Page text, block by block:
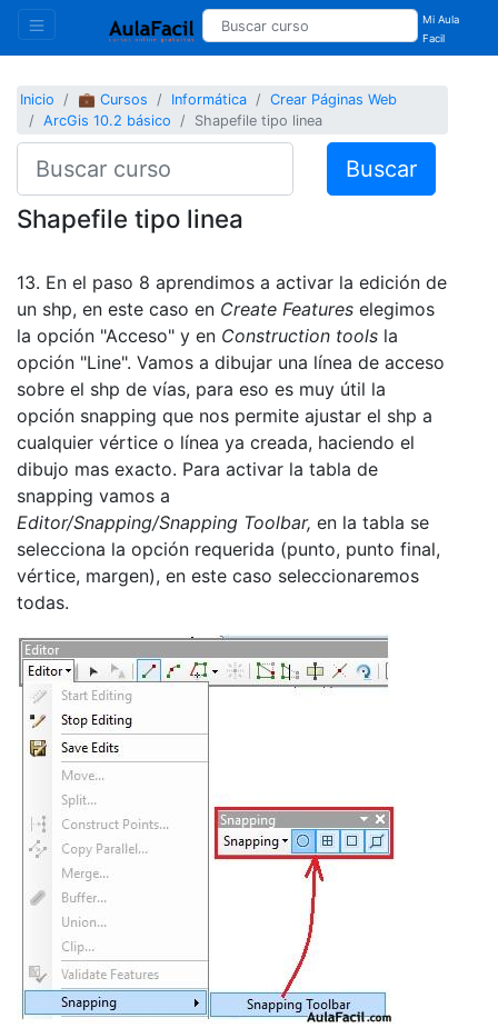
Mi Aula
Facil
Inicio 💼 Cursos Informática
Crear Páginas Web
ArcGis 10.2 básico
Shapefile tipo linea
Buscar
Shapefile tipo linea
13. En el paso 8 aprendimos a activar la edición de
un shp, en este caso en Create Features elegimos
la opción "Acceso" y en Construction tools la
opción "Line". Vamos a dibujar una línea de acceso
sobre el shp de vías, para eso es muy útil la
opción snapping que nos permite ajustar el shp a
cualquier vértice o línea ya creada, haciendo el
dibujo mas exacto. Para activar la tabla de
snapping vamos a
Editor/Snapping/Snapping Toolbar, en la tabla se
selecciona la opción requerida (punto, punto final,
vértice, margen), en este caso seleccionaremos
todas.